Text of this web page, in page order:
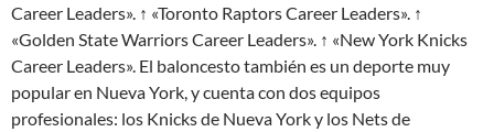
Career Leaders». ↑ «Toronto Raptors Career Leaders». ↑
«Golden State Warriors Career Leaders». ↑ «New York Knicks
Career Leaders». El baloncesto también es un deporte muy
popular en Nueva York, y cuenta con dos equipos
profesionales: los Knicks de Nueva York y los Nets de